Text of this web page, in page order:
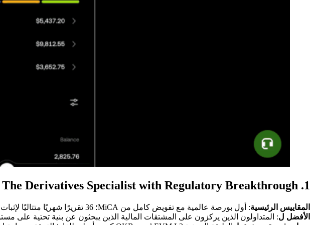
1. OKX: The Derivatives Specialist with Regulatory Breakthrough
المقاييس الرئيسية: أول بورصة عالمية مع تفويض كامل من MiCA؛ 36 تقريرًا شهريًا متتاليًا لإثبات الاحتياطي؛ أكثر من 50 مليون مستخدم
الأفضل ل: المتداولون الذين يركزون على المشتقات المالية الذين يبحثون عن بنية تحتية